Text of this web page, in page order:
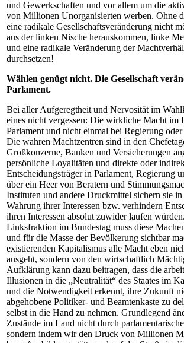
und Gewerkschaften und vor allem um die
von Millionen Unorganisierten werben. Ohne
eine radikale Gesellschaftsveränderung nicht
aus der linken Nische herauskommen, linke
und eine radikale Veränderung der
durchsetzen!
Wählen genügt nicht. Die Gesellschaft
Parlament.
Bei aller Aufgeregtheit und Nervosität im
eines nicht vergessen: Die wirkliche Macht im
Parlament und nicht einmal bei Regierung
Die wahren Machtzentren sind in den
Großkonzerne, Banken und Versicherungen
persönliche Loyalitäten und direkte oder
Entscheidungsträger in Parlament, Regierung
über ein Heer von Beratern und
Instituten und andere Druckmittel sichern sie
Wahrung ihrer Interessen bzw. verhindern
ihren Interessen absolut zuwider laufen
Linksfraktion im Bundestag muss diese
und für die Masse der Bevölkerung sichtbar
existierenden Kapitalismus alle Macht eben
ausgeht, sondern von den wirtschaftlich
Aufklärung kann dazu beitragen, dass die
Illusionen in die „Neutralität“ des Staates im
und die Notwendigkeit erkennt, ihre Zukunft
abgehobene Politiker- und Beamtenkaste zu
selbst in die Hand zu nehmen. Grundlegend
Zustände im Land nicht durch
sondern indem wir den Druck von Millionen